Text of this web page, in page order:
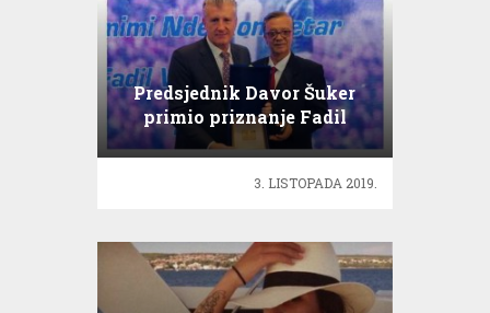
Predsjednik Davor Šuker
primio priznanje Fadil
Vokrri
3. LISTOPADA 2019.